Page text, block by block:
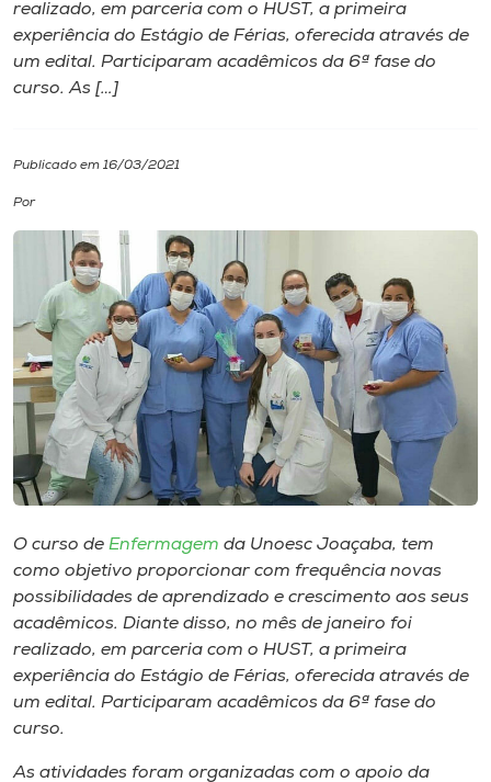
I.nova
Diplomados
Biblioteca
Editora
Rádio
Museu
Unoesc
Store
Selecione
o idioma
realizado, em parceria com o HUST, a primeira
experiência do Estágio de Férias, oferecida através de
um edital. Participaram acadêmicos da 6ª fase do
curso. As […]
Publicado em 16/03/2021
Por
O curso de Enfermagem da Unoesc Joaçaba, tem
como objetivo proporcionar com frequência novas
possibilidades de aprendizado e crescimento aos seus
acadêmicos. Diante disso, no mês de janeiro foi
realizado, em parceria com o HUST, a primeira
experiência do Estágio de Férias, oferecida através de
um edital. Participaram acadêmicos da 6ª fase do
curso.
As atividades foram organizadas com o apoio da